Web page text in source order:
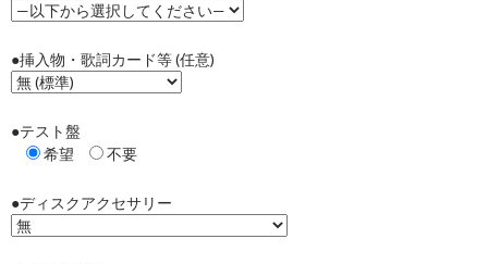
●挿入物・歌詞カード等 (任意)
●テスト盤
希望
不要
●ディスクアクセサリー